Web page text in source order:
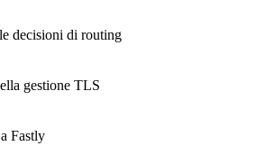
decisioni di routing
gestione TLS
Fastly